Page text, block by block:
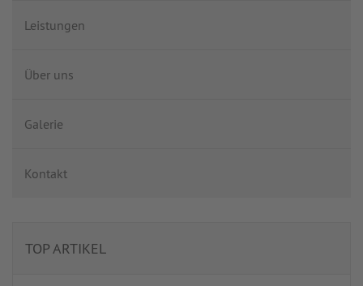
Leistungen
Über uns
Galerie
Kontakt
TOP ARTIKEL